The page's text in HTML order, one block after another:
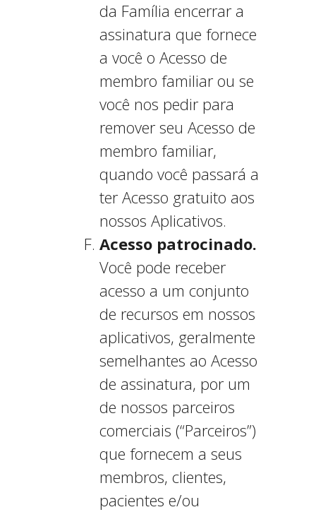
da Família encerrar a
assinatura que fornece
a você o Acesso de
membro familiar ou se
você nos pedir para
remover seu Acesso de
membro familiar,
quando você passará a
ter Acesso gratuito aos
nossos Aplicativos.
Acesso patrocinado.
Você pode receber
acesso a um conjunto
de recursos em nossos
aplicativos, geralmente
semelhantes ao Acesso
de assinatura, por um
de nossos parceiros
comerciais (“Parceiros”)
que fornecem a seus
membros, clientes,
pacientes e/ou